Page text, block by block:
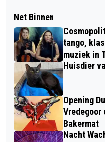
Net Binnen
tango,
muziek in
Huisdier
Opening
Vredegoor
Bakermat
Nacht